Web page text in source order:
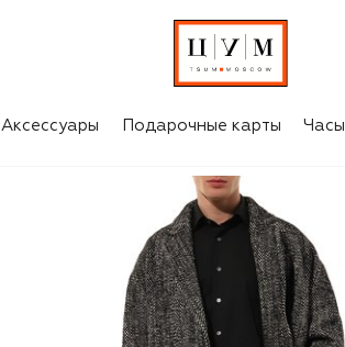
Аксессуары Подарочные карты Часы